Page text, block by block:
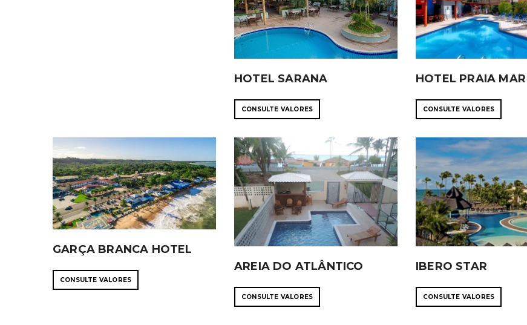
HOTEL SARANA
CONSULTE VALORES
HOTEL PRAIA MAR
CONSULTE VALORES
GARÇA BRANCA HOTEL
CONSULTE VALORES
AREIA DO ATLÂNTICO
CONSULTE VALORES
IBERO STAR
CONSULTE VALORES